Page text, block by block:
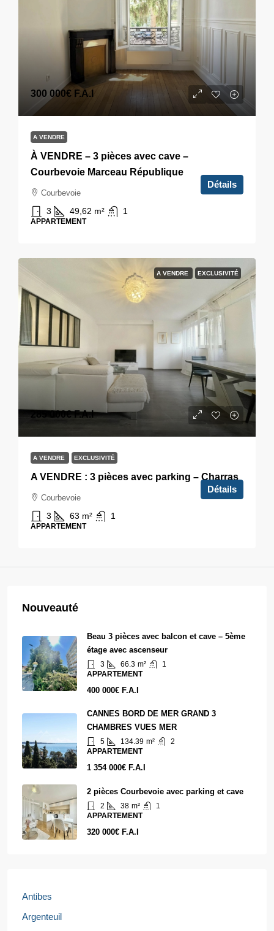
300 000€ F.A.I
A VENDRE
À VENDRE – 3 pièces avec cave –
Courbevoie Marceau République
Courbevoie
3 49,62 m² 1
APPARTEMENT
Détails
A VENDRE EXCLUSIVITÉ
285 000€F.A.I
A VENDRE EXCLUSIVITÉ
A VENDRE : 3 pièces avec parking – Charras
Courbevoie
3 63 m² 1
APPARTEMENT
Détails
Nouveauté
Beau 3 pièces avec balcon et cave – 5ème
étage avec ascenseur
3 66.3 m²
1
APPARTEMENT
400 000€ F.A.I
CANNES BORD DE MER GRAND 3
CHAMBRES VUES MER
5 134.39 m²
2
APPARTEMENT
1 354 000€ F.A.I
2 pièces Courbevoie avec parking et cave
2 38 m²
1
APPARTEMENT
320 000€ F.A.I
Antibes
Argenteuil